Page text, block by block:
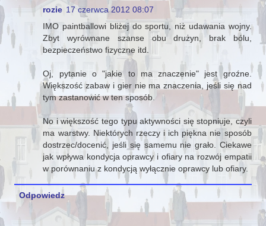
rozie 17 czerwca 2012 08:07
IMO paintballowi bliżej do sportu, niż udawania wojny.
Zbyt wyrównane szanse obu drużyn, brak bólu,
bezpieczeństwo fizyczne itd.
Oj, pytanie o "jakie to ma znaczenie" jest groźne.
Większość zabaw i gier nie ma znaczenia, jeśli się nad
tym zastanowić w ten sposób.
No i większość tego typu aktywności się stopniuje, czyli
ma warstwy. Niektórych rzeczy i ich piękna nie sposób
dostrzec/docenić, jeśli się samemu nie grało. Ciekawe
jak wpływa kondycja oprawcy i ofiary na rozwój empatii
w porównaniu z kondycją wyłącznie oprawcy lub ofiary.
Odpowiedz